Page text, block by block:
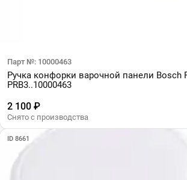
Парт №: 10000463
Ручка конфорки варочной панели Bosch
PRB3..10000463
2 100 ₽
Снято с производства
ID 8661